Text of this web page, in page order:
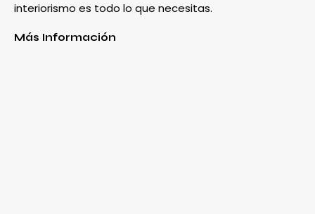
interiorismo es todo lo que necesitas.
Más Información